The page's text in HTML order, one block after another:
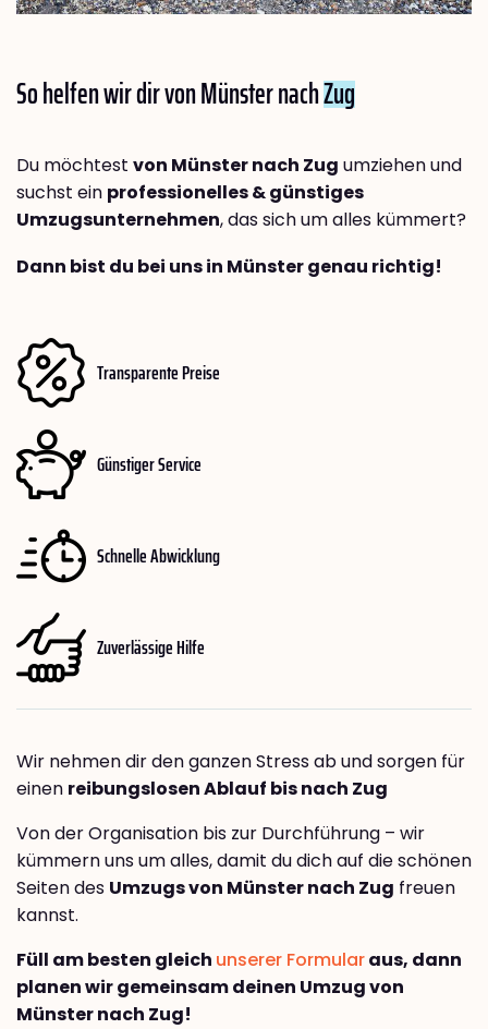
So helfen wir dir von Münster nachZug
Du möchtest von Münster nach Zug umziehen und
suchst ein professionelles & günstiges
Umzugsunternehmen, das sich um alles kümmert?
Dann bist du bei uns in Münster genau richtig!
Transparente Preise
Günstiger Service
Schnelle Abwicklung
Zuverlässige Hilfe
Wir nehmen dir den ganzen Stress ab und sorgen für
einen reibungslosen Ablauf bis nach Zug
Von der Organisation bis zur Durchführung – wir
kümmern uns um alles, damit du dich auf die schönen
Seiten des Umzugs von Münster nach Zug freuen
kannst.
Füll am besten gleich unserer Formularaus, dann
planen wir gemeinsam deinen Umzug von
Münster nach Zug!